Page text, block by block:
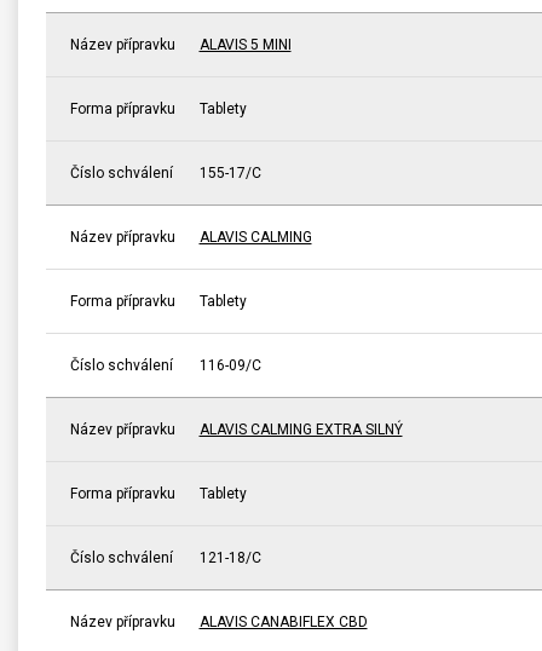
Název přípravku ALAVIS 5 MINI
Forma přípravku Tablety
Číslo schválení 155-17/C
Název přípravku ALAVIS CALMING
Forma přípravku Tablety
Číslo schválení 116-09/C
Název přípravku ALAVIS CALMING EXTRA SILNÝ
Forma přípravku Tablety
Číslo schválení 121-18/C
Název přípravku ALAVIS CANABIFLEX CBD